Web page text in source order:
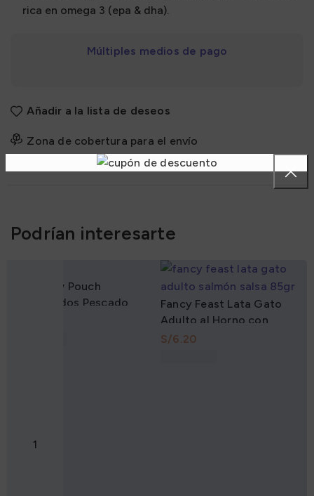
rica en omega 3 (epa & dha).
Múltiples medios de pago
Añadir a la lista de deseos
Zona de cobertura para el envío
Podrían interesarte
Cat Chow Pouch
Esterilizados Pescado
Fancy Feast Lata Gato
Adulto al Horno con
Salmón en Salsa y otros
S/